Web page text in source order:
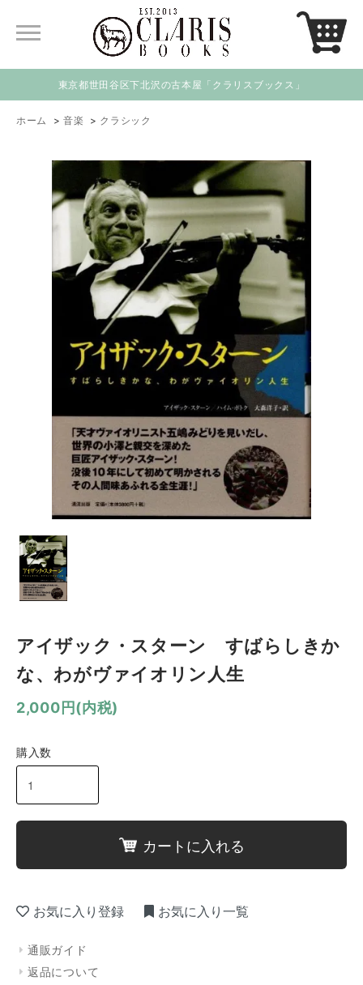
東京都世田谷区下北沢の古本屋「クラリスブックス」
ホーム > 音楽 > クラシック
アイザック・スターン すばらしきか
な、わがヴァイオリン人生
2,000円(内税)
購入数
カートに入れる
お気に入り登録 お気に入り一覧
通販ガイド
返品について